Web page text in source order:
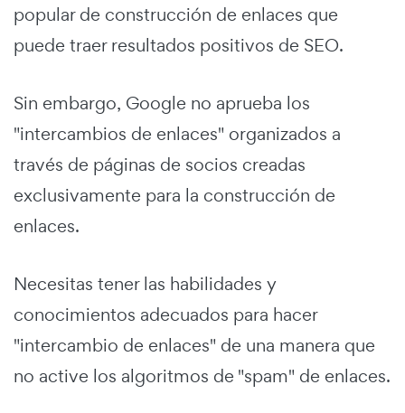
popular de construcción de enlaces que
puede traer resultados positivos de SEO.
Sin embargo, Google no aprueba los
"intercambios de enlaces" organizados a
través de páginas de socios creadas
exclusivamente para la construcción de
enlaces.
Necesitas tener las habilidades y
conocimientos adecuados para hacer
"intercambio de enlaces" de una manera que
no active los algoritmos de "spam" de enlaces.